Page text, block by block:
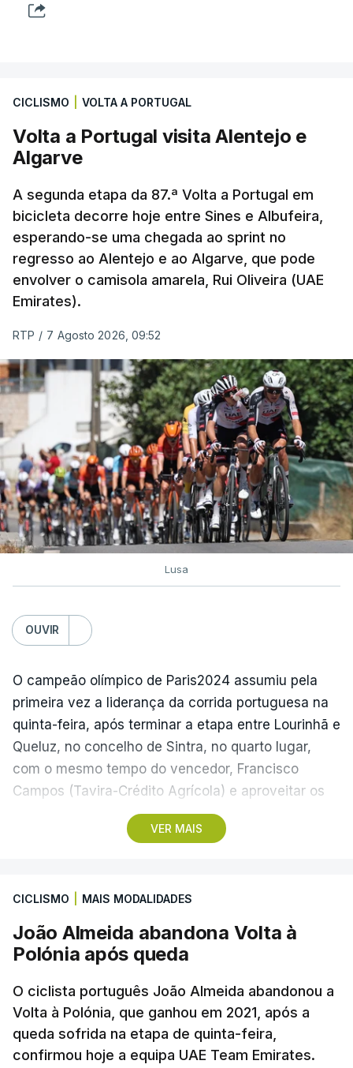
CICLISMO VOLTA A PORTUGAL
Volta a Portugal visita Alentejo e
Algarve
A segunda etapa da 87.ª Volta a Portugal em
bicicleta decorre hoje entre Sines e Albufeira,
esperando-se uma chegada ao sprint no
regresso ao Alentejo e ao Algarve, que pode
envolver o camisola amarela, Rui Oliveira (UAE
Emirates).
RTP / 7 Agosto 2026, 09:52
Lusa
OUVIR
VER MAIS
O campeão olímpico de Paris2024 assumiu pela
primeira vez a liderança da corrida portuguesa na
quinta-feira, após terminar a etapa entre Lourinhã e
Queluz, no concelho de Sintra, no quarto lugar,
com o mesmo tempo do vencedor, Francisco
Campos (Tavira-Crédito Agrícola) e aproveitar os
05.28 minutos perdidos pelo colega Julius
Johansen, vencedor do prólogo, para envergar a
Três anos depois da etapa que ligou Sines e Loulé,
com vitória de João Matias (Tavfer-Ovos
Matinados-Mortágua), o pelotão volta a partir da
cidade do litoral alentejano, rumo a Albufeira, num
percurso com 180,4 quilómetros, que reúne três
metas volantes e uma contagem de montanha de
terceira categoria, em Odeceixe, ao quilómetro
86,2.
CICLISMO MAIS MODALIDADES
João Almeida abandona Volta à
Polónia após queda
O ciclista português João Almeida abandonou a
Volta à Polónia, que ganhou em 2021, após a
queda sofrida na etapa de quinta-feira,
confirmou hoje a equipa UAE Team Emirates.